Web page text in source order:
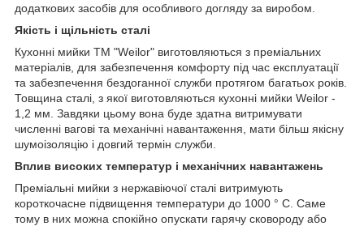
додаткових засобів для особливого догляду за виробом.
Якість і щільність сталі
Кухонні мийки ТМ "Weilor" виготовляються з преміальних
матеріалів, для забезпечення комфорту під час експлуатації
та забезпечення бездоганної служби протягом багатьох років.
Товщина сталі, з якої виготовляються кухонні мийки Weilor -
1,2 мм. Завдяки цьому вона буде здатна витримувати
численні вагові та механічні навантаження, мати більш якісну
шумоізоляцію і довгий термін служби.
Вплив високих температур і механічних навантажень
Преміальні мийки з нержавіючої сталі витримують
короткочасне підвищення температури до 1000 ° С. Саме
тому в них можна спокійно опускати гарячу сковороду або